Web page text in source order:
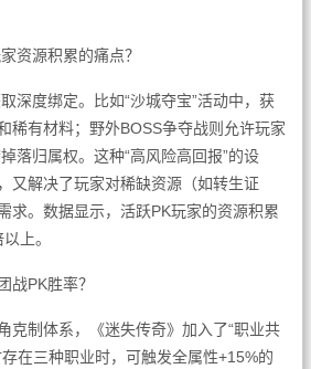
资源积累的痛点？
深度绑定。比如“沙城夺宝”活动中，获
稀有材料；野外BOSS争夺战则允许玩家
落归属权。这种“高风险高回报”的设
又解决了玩家对稀缺资源（如转生证
求。数据显示，活跃PK玩家的资源积累
上。
战PK胜率？
克制体系，《迷失传奇》加入了“职业共
在三种职业时，可触发全属性+15%的